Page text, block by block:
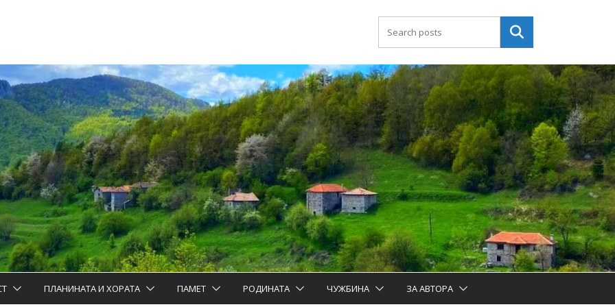
Търсене
ПЛАНИНАТА И ХОРАТА ПАМЕТ РОДИНАТА ЧУЖБИНА ЗА АВТОРА